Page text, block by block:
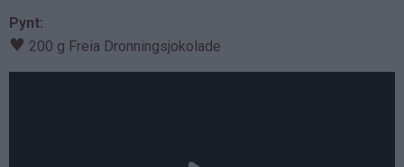
Pynt:
♥ 200 g Freia Dronningsjokolade